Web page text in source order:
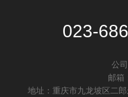
023-
公
邮箱
地址：重庆市九龙坡区二